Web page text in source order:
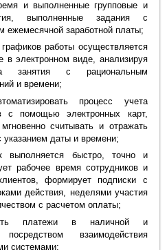
и выполненные групповые и
выполненные задания с
ежемесячной заработной платы;
работы осуществляется
в электронном виде, анализируя
занятия с рациональным
и времени;
процесс учета
с помощью электронных карт,
считывать и отражать
даты и времени;
выполняется быстро, точно и
рабочее время сотрудников и
формирует подписки с
действия, неделями участия
с расчетом оплаты;
платежи в наличной и
взаимодействия
системами;